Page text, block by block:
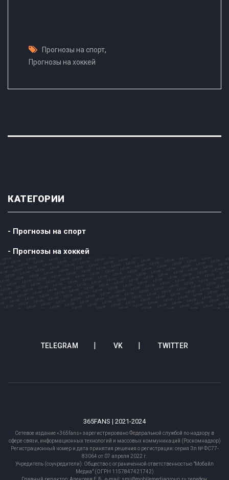
Прогнозы на спорт,
Прогнозы на хоккей
КАТЕГОРИИ
- Прогнозы на спорт
- Прогнозы на хоккей
TELEGRAM VK TWITTER
365FANS | 2021-2024
Сетевое издание «365fans» зарегистрировано Федеральной службой по надзору в
сфере связи, информационных технологий и массовых коммуникаций (Роскомнадзор)
Регистрационный номер и дата принятия решения о регистрации: серия Эл № ФС77-
83064 от 07 апреля 2022 г.
Учредитель (соучредители): Общество с ограниченной ответственностью "Мобайл
Медиа" (ОГРН 1157847421742)